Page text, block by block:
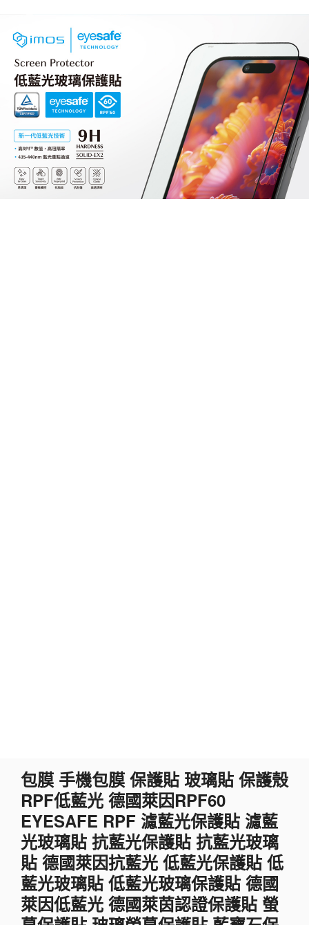
包膜 手機包膜 保護貼 玻璃貼 保護殼
RPF低藍光 德國萊因RPF60
EYESAFE RPF 濾藍光保護貼 濾藍
光玻璃貼 抗藍光保護貼 抗藍光玻璃
貼 德國萊因抗藍光 低藍光保護貼 低
藍光玻璃貼 低藍光玻璃保護貼 德國
萊因低藍光 德國萊茵認證保護貼 螢